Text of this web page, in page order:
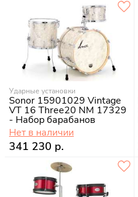
Ударные установки
Sonor 15901029 Vintage
VT 16 Three20 NM 17329
- Набор барабанов
Нет в наличии
341 230 р.